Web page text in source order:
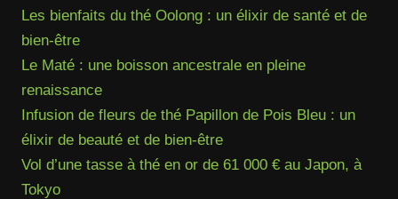
Les bienfaits du thé Oolong : un élixir de santé et de
bien-être
Le Maté : une boisson ancestrale en pleine
renaissance
Infusion de fleurs de thé Papillon de Pois Bleu : un
élixir de beauté et de bien-être
Vol d’une tasse à thé en or de 61 000 € au Japon, à
Tokyo